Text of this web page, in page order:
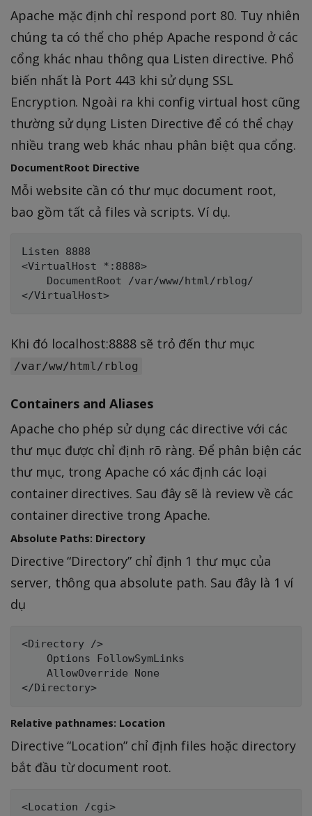
Apache mặc định chỉ respond port 80. Tuy nhiên
chúng ta có thể cho phép Apache respond ở các
cổng khác nhau thông qua Listen directive. Phổ
biến nhất là Port 443 khi sử dụng SSL
Encryption. Ngoài ra khi config virtual host cũng
thường sử dụng Listen Directive để có thể chạy
nhiều trang web khác nhau phân biệt qua cổng.
DocumentRoot Directive
Mỗi website cần có thư mục document root,
bao gồm tất cả files và scripts. Ví dụ.
Listen 8888
<VirtualHost *:8888>
    DocumentRoot /var/www/html/rblog/
Khi đó localhost:8888 sẽ trỏ đến thư mục
/var/ww/html/rblog
Containers and Aliases
Apache cho phép sử dụng các directive với các
thư mục được chỉ định rõ ràng. Để phân biện các
thư mục, trong Apache có xác định các loại
container directives. Sau đây sẽ là review về các
container directive trong Apache.
Absolute Paths: Directory
Directive “Directory” chỉ định 1 thư mục của
server, thông qua absolute path. Sau đây là 1 ví
dụ
<Directory />
    Options FollowSymLinks
    AllowOverride None
Relative pathnames: Location
Directive “Location” chỉ định files hoặc directory
bắt đầu từ document root.
<Location /cgi>